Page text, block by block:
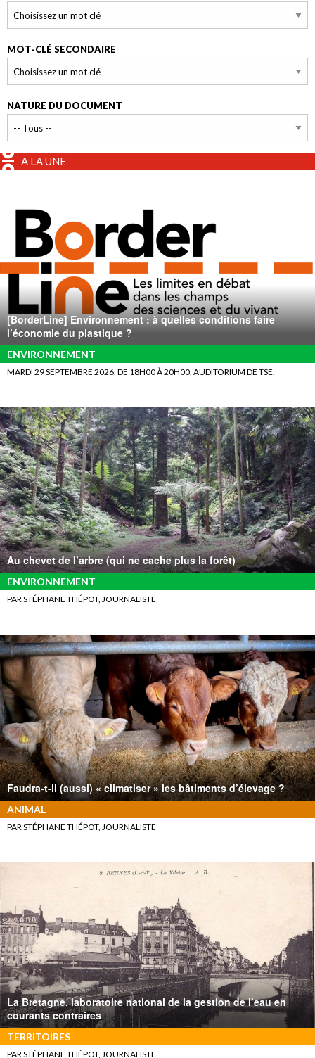
MOT-CLÉ SECONDAIRE
NATURE DU DOCUMENT
A LA UNE
[BorderLine] Environnement : à quelles conditions faire
l’économie du plastique ?
ENVIRONNEMENT
MARDI 29 SEPTEMBRE 2026, DE 18H00 À 20H00, AUDITORIUM DE TSE.
Au chevet de l’arbre (qui ne cache plus la forêt)
ENVIRONNEMENT
PAR STÉPHANE THÉPOT, JOURNALISTE
Faudra-t-il (aussi) « climatiser » les bâtiments d’élevage ?
ANIMAL
PAR STÉPHANE THÉPOT, JOURNALISTE
La Bretagne, laboratoire national de la gestion de l’eau en
courants contraires
TERRITOIRES
PAR STÉPHANE THÉPOT, JOURNALISTE